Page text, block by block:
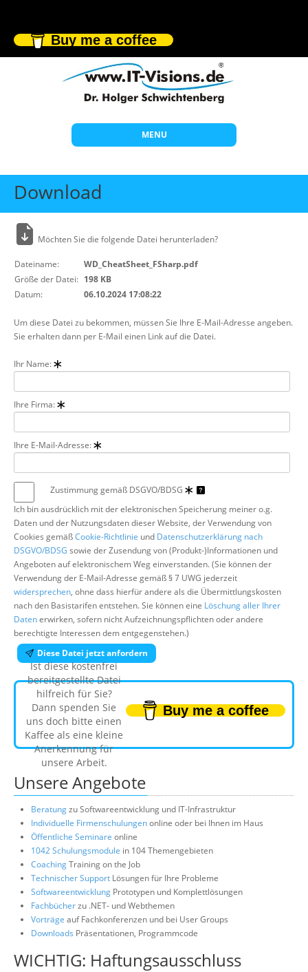
Buy me a coffee
MENU
Start
Themen
Offene Seminare
Wissen
Über uns
Download
Möchten Sie die folgende Datei herunterladen?
Dateiname:
WD_CheatSheet_FSharp.pdf
Größe der Datei: 198 KB
Datum:
06.10.2024 17:08:22
Um diese Datei zu bekommen, müssen Sie Ihre E-Mail-Adresse angeben.
Sie erhalten dann per E-Mail einen Link auf die Datei.
Ihr Name:
Ihre Firma:
Ihre E-Mail-Adresse:
Zustimmung gemäß DSGVO/BDSG
Ich bin ausdrücklich mit der elektronischen Speicherung meiner o.g.
Daten und der Nutzungsdaten dieser Website, der Verwendung von
Cookies gemäßCookie-Richtlinie und Datenschutzerklärung nach
DSGVO/BDSG sowie der Zusendung von (Produkt-)Informationen und
Angeboten auf elektronischem Weg einverstanden. (Sie können der
Verwendung der E-Mail-Adresse gemäß § 7 UWG jederzeit
widersprechen, ohne dass hierfür andere als die Übermittlungskosten
nach den Basistarifen entstehen. Sie können eine Löschung aller Ihrer
Datenerwirken, sofern nicht Aufzeichnungspflichten oder andere
berechtigte Interessen dem entgegenstehen.)
Diese Datei jetzt anfordern
Ist diese kostenfrei
bereitgestellte Datei
hilfreich für Sie?
Dann spenden Sie
uns doch bitte einen
Kaffee als eine kleine
Anerkennung für
unsere Arbeit.
Buy me a coffee
Unsere Angebote
Beratungzu Softwareentwicklung und IT-Infrastruktur
Individuelle Firmenschulungenonline oder bei Ihnen im Haus
Öffentliche Seminare online
1042 Schulungsmodule in 104 Themengebieten
CoachingTraining on the Job
Technischer Support Lösungen für Ihre Probleme
Softwareentwicklung Prototypen und Komplettlösungen
Fachbücherzu .NET- und Webthemen
Vorträge auf Fachkonferenzen und bei User Groups
Downloads Präsentationen, Programmcode
WICHTIG: Haftungsausschluss